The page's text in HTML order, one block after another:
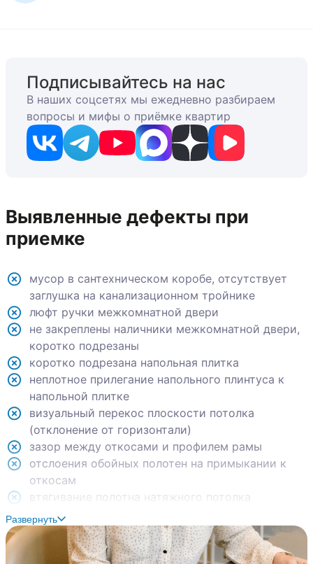
Подписывайтесь на нас
В наших соцсетях мы ежедневно разбираем
вопросы и мифы о приёмке квартир
Выявленные дефекты при
приемке
мусор в сантехническом коробе, отсутствует
заглушка на канализационном тройнике
люфт ручки межкомнатной двери
не закреплены наличники межкомнатной двери,
коротко подрезаны
коротко подрезана напольная плитка
неплотное прилегание напольного плинтуса к
напольной плитке
визуальный перекос плоскости потолка
(отклонение от горизонтали)
зазор между откосами и профилем рамы
отслоения обойных полотен на примыкании к
откосам
втягивание полотна натяжного потолка
загрязнения на полотне натяжного потолка
царапины на ламинате
отклонение стены от вертикали на 20 мм
Развернуть